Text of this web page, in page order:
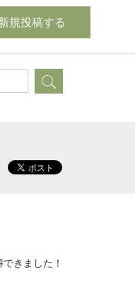
規投稿する
きました！
ーに投稿しますか？
さい